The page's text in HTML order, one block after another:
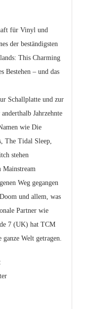
für Vinyl und
der beständigsten
This Charming
Bestehen – und das
Schallplatte und zur
Jahrzehnte
wie Die
The Tidal Sleep,
stehen
Mainstream
Weg gegangen
und allem, was
Partner wie
7 (UK) hat TCM
Welt getragen.